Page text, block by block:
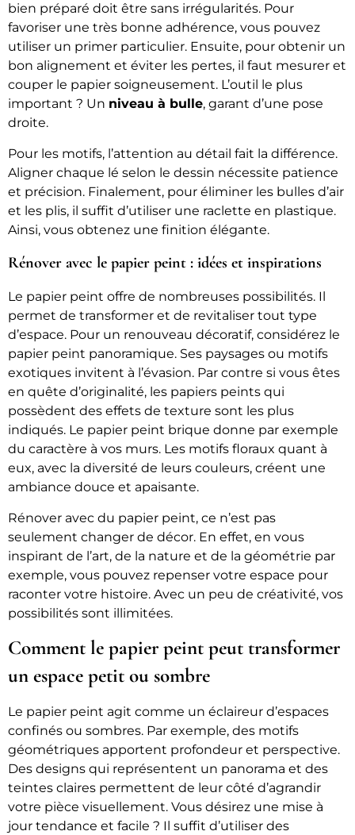
bien préparé doit être sans irrégularités. Pour
favoriser une très bonne adhérence, vous pouvez
utiliser un primer particulier. Ensuite, pour obtenir un
bon alignement et éviter les pertes, il faut mesurer et
couper le papier soigneusement. L’outil le plus
important ? Un niveau à bulle, garant d’une pose
droite.
Pour les motifs, l’attention au détail fait la différence.
Aligner chaque lé selon le dessin nécessite patience
et précision. Finalement, pour éliminer les bulles d’air
et les plis, il suffit d’utiliser une raclette en plastique.
Ainsi, vous obtenez une finition élégante.
Rénover avec le papier peint : idées et inspirations
Le papier peint offre de nombreuses possibilités. Il
permet de transformer et de revitaliser tout type
d’espace. Pour un renouveau décoratif, considérez le
papier peint panoramique. Ses paysages ou motifs
exotiques invitent à l’évasion. Par contre si vous êtes
en quête d’originalité, les papiers peints qui
possèdent des effets de texture sont les plus
indiqués. Le papier peint brique donne par exemple
du caractère à vos murs. Les motifs floraux quant à
eux, avec la diversité de leurs couleurs, créent une
ambiance douce et apaisante.
Rénover avec du papier peint, ce n’est pas
seulement changer de décor. En effet, en vous
inspirant de l’art, de la nature et de la géométrie par
exemple, vous pouvez repenser votre espace pour
raconter votre histoire. Avec un peu de créativité, vos
possibilités sont illimitées.
Comment le papier peint peut transformer
un espace petit ou sombre
Le papier peint agit comme un éclaireur d’espaces
confinés ou sombres. Par exemple, des motifs
géométriques apportent profondeur et perspective.
Des designs qui représentent un panorama et des
teintes claires permettent de leur côté d’agrandir
votre pièce visuellement. Vous désirez une mise à
jour tendance et facile ? Il suffit d’utiliser des